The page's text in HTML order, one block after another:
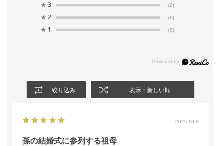
★ 3 (0)
★ 2 (0)
★ 1 (0)
絞り込み 表示：新しい順
2025.10.8
孫の結婚式に参列する祖母